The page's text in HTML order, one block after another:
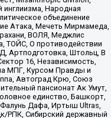
инглиизма, Народная
объединение
Атака, Мечеть Мирмамеда,
ВОЛЯ, Меджлис
ТОЙС, О противодействии
Артподготовка, Штольц, В
16, Независимость,
МПГ, Курсом Правды и
Автоград Крю, Союз
пансионат Ак Умут,
единство, Башкорт,
Дафа, Иртыш Ultras,
РПК, Сибирский державный